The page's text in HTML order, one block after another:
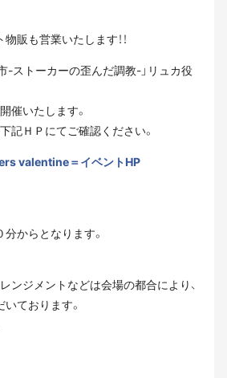
販も営業いたします！！
-ストーカーの歪んだ調教-」リュカ役
催いたします。
記ＨＰにてご確認ください。
valentine＝イベントHP
からとなります。
ンジメントなどは会場の都合により、
ております。